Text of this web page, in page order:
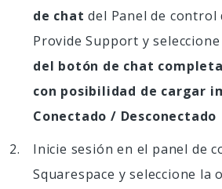
de chat del Panel de control
Provide Support y
del botón de chat
con posibilidad de cargar
Conectado / Desconectado
Inicie sesión en el panel de
Squarespace y seleccione la